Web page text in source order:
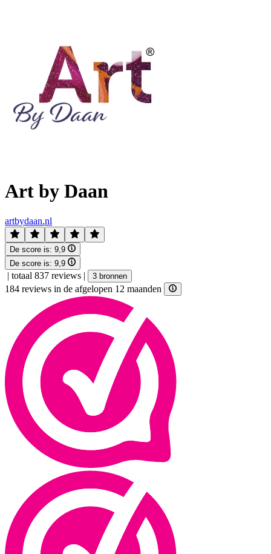
Art by Daan
artbydaan.nl
De score is: 9,9
De score is: 9,9
| totaal 837 reviews | 3 bronnen
184 reviews in de afgelopen 12 maanden